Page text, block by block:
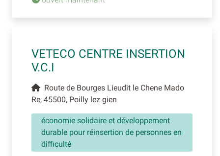
VETECO CENTRE INSERTION
V.C.I
Route de Bourges Lieudit le Chene Mado
Re, 45500, Poilly lez gien
économie solidaire et développement
durable pour réinsertion de personnes en
difficulté